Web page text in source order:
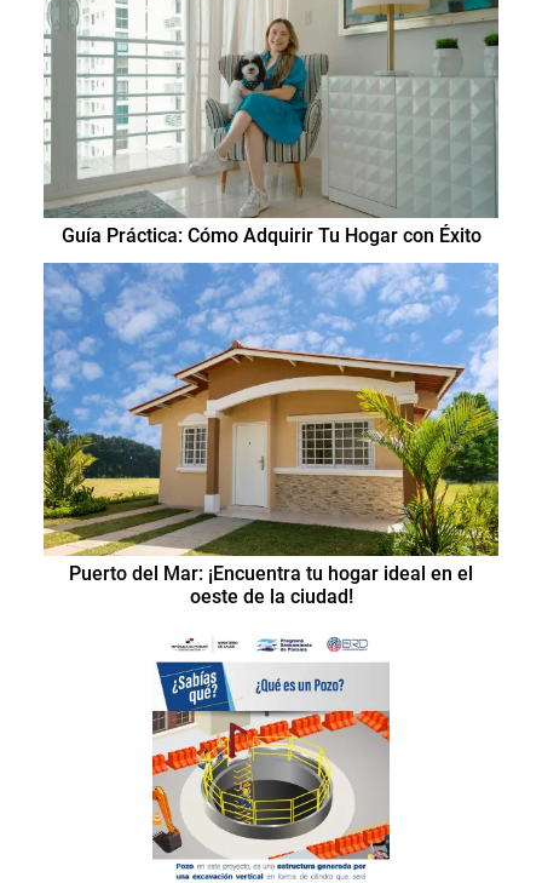
Guía Práctica: Cómo Adquirir Tu Hogar con Éxito
Puerto del Mar: ¡Encuentra tu hogar ideal en el
oeste de la ciudad!